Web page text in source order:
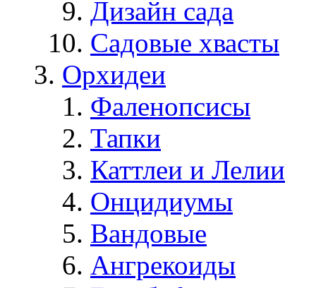
Дизайн сада
Садовые хвасты
Орхидеи
Фаленопсисы
Тапки
Каттлеи и Лелии
Онцидиумы
Вандовые
Ангрекоиды